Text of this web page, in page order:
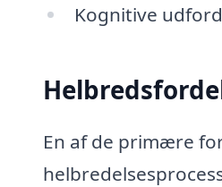
Kognitive
En af de primære